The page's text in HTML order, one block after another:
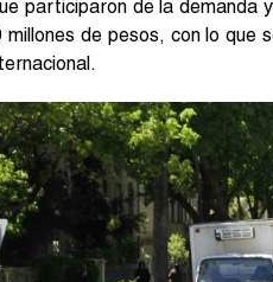
participaron de la demanda
de pesos, con lo que